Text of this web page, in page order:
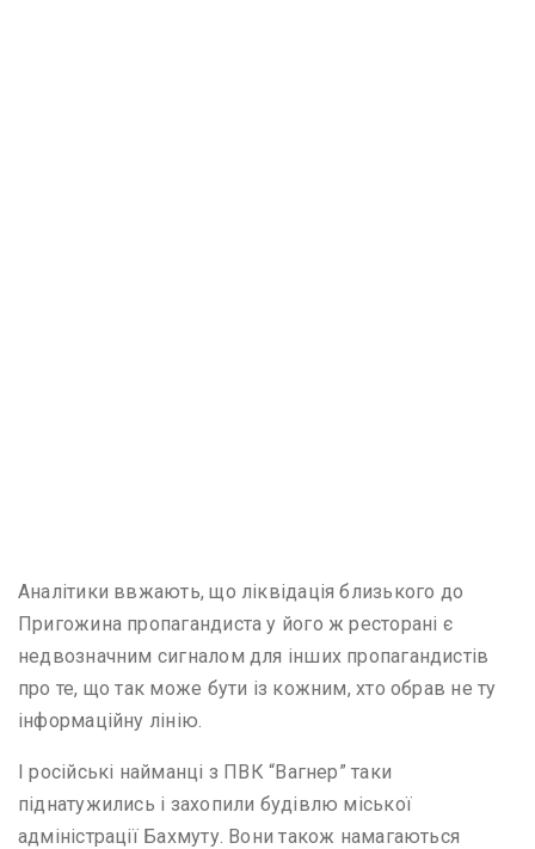
Аналітики ввжають, що ліквідація близького до
Пригожина пропагандиста у його ж ресторані є
недвозначним сигналом для інших пропагандистів
про те, що так може бути із кожним, хто обрав не ту
інформаційну лінію.
І російські найманці з ПВК “Вагнер” таки
піднатужились і захопили будівлю міської
адміністрації Бахмуту. Вони також намагаються